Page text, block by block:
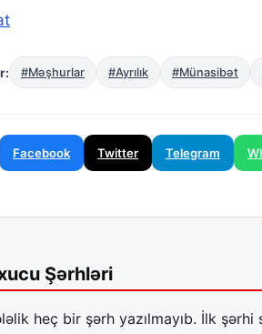
#Məşhurlar #Ayrılık #Münasibət
Facebook Twitter Telegram
Şərhləri
heç bir şərh yazılmayıb. İlk şərhi